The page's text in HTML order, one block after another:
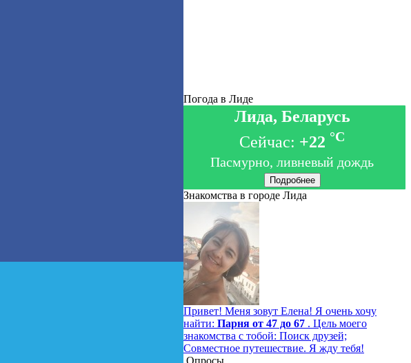
Погода в Лиде
Лида, Беларусь
Сейчас: +22 °C
Пасмурно, ливневый дождь
Подробнее
Знакомства в городе Лида
Привет! Меня зовут Елена! Я очень хочу
найти: Парня от 47 до 67 . Цель моего
знакомства с тобой: Поиск друзей;
Совместное путешествие. Я жду тебя!
Опросы